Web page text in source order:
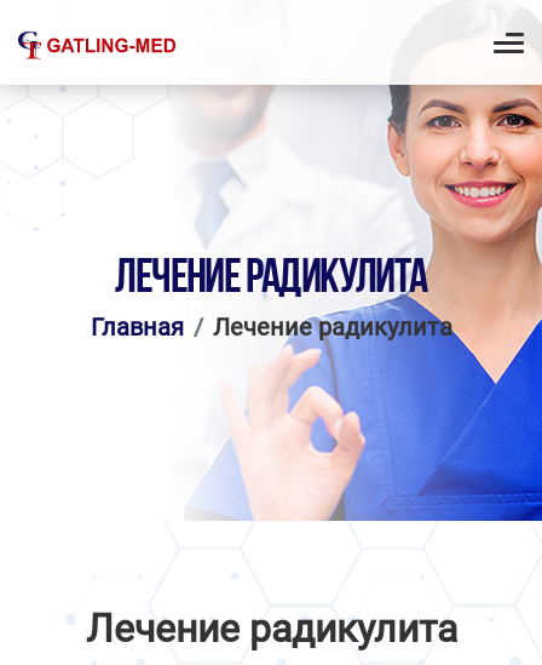
ЛЕЧЕНИЕ РАДИКУЛИТА
Главная Лечение радикулита
Лечение радикулита